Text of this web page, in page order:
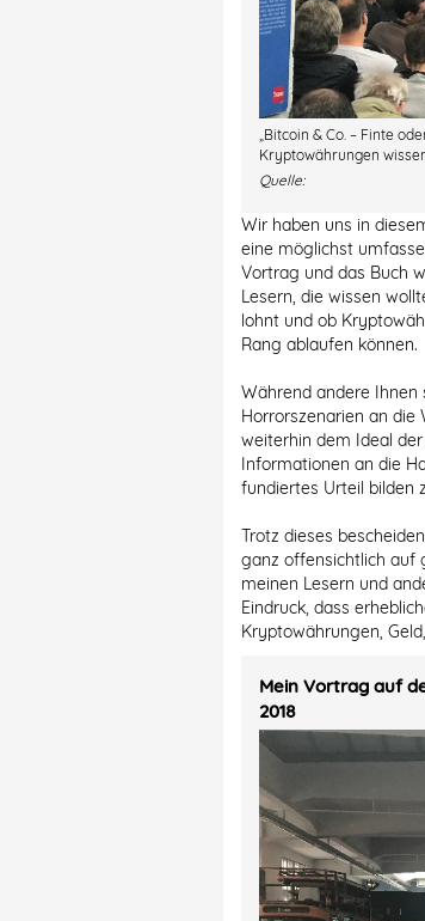
„Bitcoin & Co. – Finte
Kryptowährungen
Quelle:
Wir haben uns in
eine möglichst
Vortrag und das Buch
Lesern, die wissen
lohnt und ob
Rang ablaufen können.
Während andere
Horrorszenarien an
weiterhin dem Ideal
Informationen an die
fundiertes Urteil bilden
Trotz dieses
ganz offensichtlich auf
meinen Lesern und
Eindruck, dass
Kryptowährungen,
Mein Vortrag auf
2018